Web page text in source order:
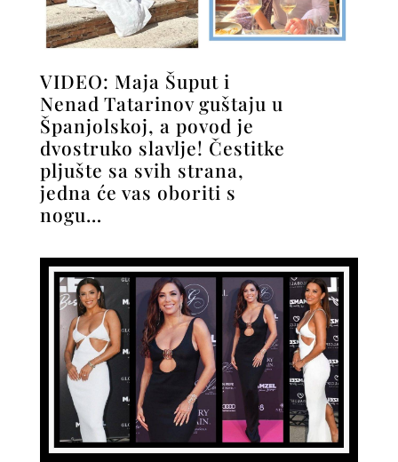
VIDEO: Maja Šuput i
Nenad Tatarinov guštaju u
Španjolskoj, a povod je
dvostruko slavlje! Čestitke
pljušte sa svih strana,
jedna će vas oboriti s
nogu…